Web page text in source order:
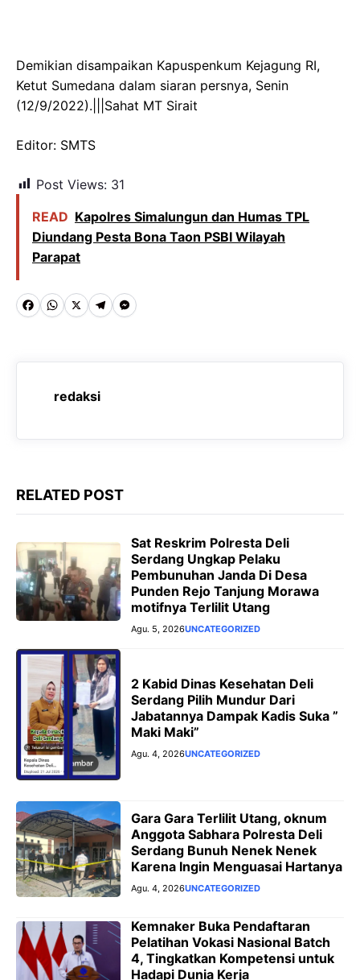
Demikian disampaikan Kapuspenkum Kejagung RI,
Ketut Sumedana dalam siaran persnya, Senin
(12/9/2022).|||Sahat MT Sirait
Editor: SMTS
Post Views: 31
READ Kapolres Simalungun dan Humas TPL
Diundang Pesta Bona Taon PSBI Wilayah
Parapat
F
c
o
k
W
a
A
p
X T
l
e
r
m
M
s
n
e
r
redaksi
RELATED POST
Sat Reskrim Polresta Deli
Serdang Ungkap Pelaku
Pembunuhan Janda Di Desa
Punden Rejo Tanjung Morawa
motifnya Terlilit Utang
Agu. 5, 2026UNCATEGORIZED
2 Kabid Dinas Kesehatan Deli
Serdang Pilih Mundur Dari
Jabatannya Dampak Kadis Suka ”
Maki Maki”
Agu. 4, 2026UNCATEGORIZED
Gara Gara Terlilit Utang, oknum
Anggota Sabhara Polresta Deli
Serdang Bunuh Nenek Nenek
Karena Ingin Menguasai Hartanya
Agu. 4, 2026UNCATEGORIZED
Kemnaker Buka Pendaftaran
Pelatihan Vokasi Nasional Batch
4, Tingkatkan Kompetensi untuk
Hadapi Dunia Kerja